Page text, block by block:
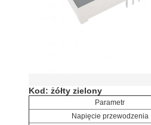
Kod: żółty zielony
Parametr
Napięcie przewodzenia